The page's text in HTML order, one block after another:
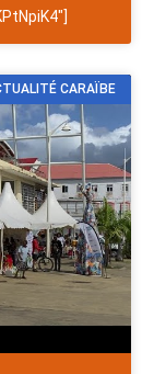
CARAÏBE